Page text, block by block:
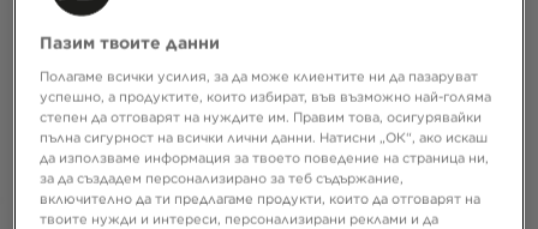
Пазим твоите данни
Полагаме всички усилия, за да може клиентите ни да пазаруват
успешно, а продуктите, които избират, във възможно най-голяма
степен да отговарят на нуждите им. Правим това, осигурявайки
пълна сигурност на всички лични данни. Натисни „ОК“, ако искаш
да използваме информация за твоето поведение на страница ни,
за да създадем персонализирано за теб съдържание,
включително да ти предлагаме продукти, които да отговарят на
твоите нужди и интереси, персонализирани реклами и да